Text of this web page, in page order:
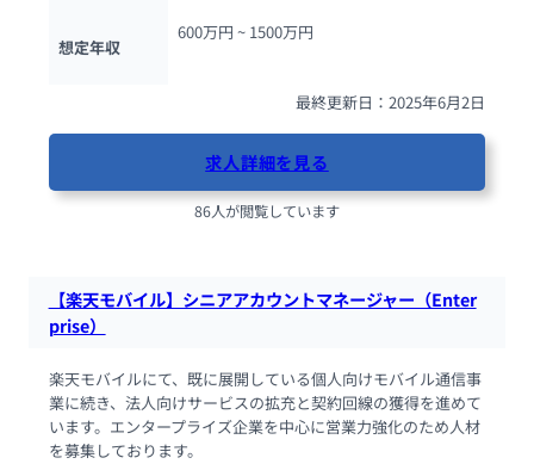
想定年収
600万円 ~ 1500万円
最終更新日：2025年6月2日
求人詳細を見る
86人が閲覧しています
【楽天モバイル】シニアアカウントマネージャー（Enter
prise）
楽天モバイルにて、既に展開している個人向けモバイル通信事
業に続き、法人向けサービスの拡充と契約回線の獲得を進めて
います。エンタープライズ企業を中心に営業力強化のため人材
を募集しております。